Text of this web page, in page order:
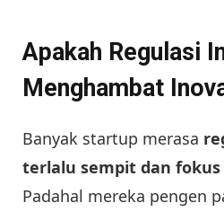
Apakah Regulasi
Menghambat
Banyak startup merasa
terlalu sempit dan
Padahal mereka pengen